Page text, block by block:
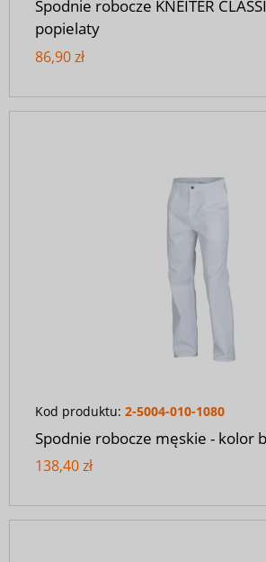
Spodnie robocze KNEITER
popielaty
86,90 zł
Kod produktu: 2-5004-010-1080
Spodnie robocze męskie - kolor
138,40 zł